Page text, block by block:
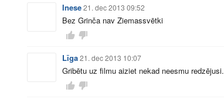
Inese21. dec 2013 09:52
Bez Grinča nav Ziemassvētki
Līga21. dec 2013 10:07
Gribētu uz filmu aiziet nekad neesmu redzējusi.